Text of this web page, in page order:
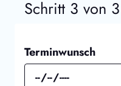
Schritt 3 von 3
Terminwunsch